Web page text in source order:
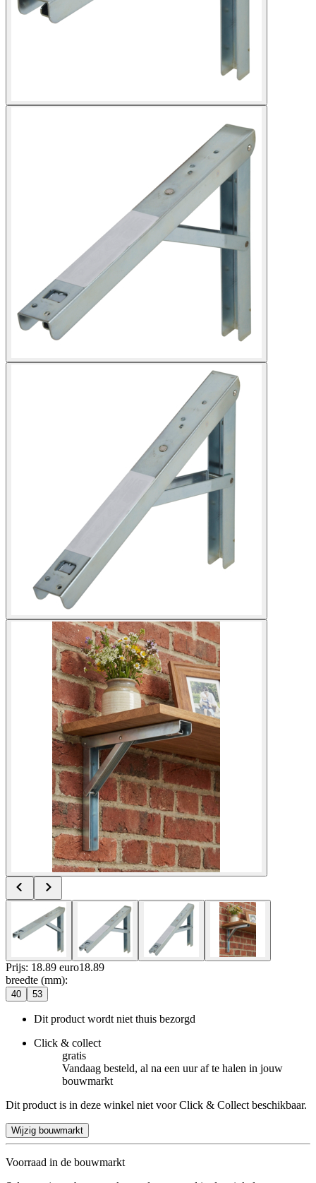
Prijs: 18.89 euro18.89
breedte (mm):
40 53
Dit product wordt niet thuis bezorgd
Click & collect
gratis
Vandaag besteld, al na een uur af te halen in jouw
bouwmarkt
Dit product is in deze winkel niet voor Click & Collect beschikbaar.
Wijzig bouwmarkt
Voorraad in de bouwmarkt